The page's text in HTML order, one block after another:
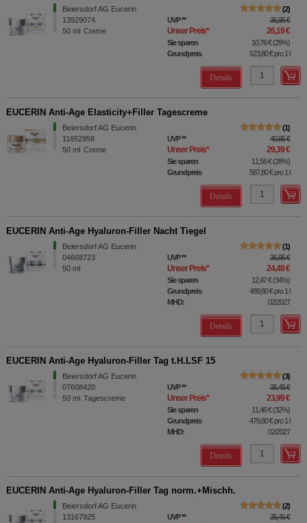
Beiersdorf AG Eucerin
13929074
50 ml Creme
2
UVP** 36,95 €
Unser Preis* 26,19 €
Sie sparen 10,76 €(29%)
Grundpreis
523,80 €pro 1 l
Details
EUCERIN Anti-Age Elasticity+Filler Tagescreme
Beiersdorf AG Eucerin
11652958
50 ml Creme
1
UVP** 40,95 €
Unser Preis* 29,39 €
Sie sparen 11,56 €(28%)
Grundpreis
587,80 €pro 1 l
Details
EUCERIN Anti-Age Hyaluron-Filler Nacht Tiegel
Beiersdorf AG Eucerin
04668723
50 ml
1
UVP** 36,95 €
Unser Preis* 24,48 €
Sie sparen 12,47 €(34%)
Grundpreis
489,60 €pro 1 l
MHD:
02/2027
Details
EUCERIN Anti-Age Hyaluron-Filler Tag t.H.LSF 15
Beiersdorf AG Eucerin
07608420
50 ml Tagescreme
3
UVP** 35,45 €
Unser Preis* 23,99 €
Sie sparen 11,46 €(32%)
Grundpreis
479,80 €pro 1 l
MHD:
02/2027
Details
EUCERIN Anti-Age Hyaluron-Filler Tag norm.+Mischh.
Beiersdorf AG Eucerin
13167925
2
UVP** 35,45 €